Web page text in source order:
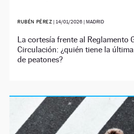
RUBÉN PÉREZ |14/01/2026 | MADRID
La cortesía frente al Reglamento
Circulación: ¿quién tiene la
de peatones?